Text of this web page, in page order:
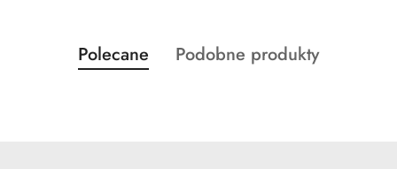
Pomiń karuzelę produktów
Produkty
o
Polecane
Produkty
Podobne produkty